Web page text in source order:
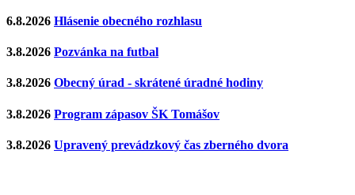
6.8.2026 Hlásenie obecného rozhlasu
3.8.2026 Pozvánka na futbal
3.8.2026 Obecný úrad - skrátené úradné hodiny
3.8.2026 Program zápasov ŠK Tomášov
3.8.2026 Upravený prevádzkový čas zberného dvora